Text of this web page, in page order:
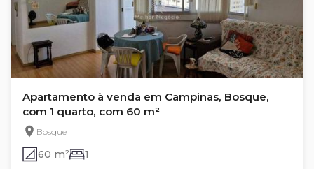
Apartamento à venda em Campinas, Bosque,
com 1 quarto, com 60 m²
Bosque
60 m² 1